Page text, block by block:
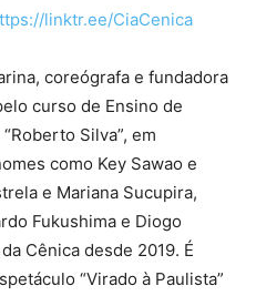
linktr.ee/CiaCenica
coreógrafa e fundadora
curso de Ensino de
Silva”, em
como Key Sawao e
e Mariana Sucupira,
Fukushima e Diogo
Cênica desde 2019. É
“Virado à Paulista”